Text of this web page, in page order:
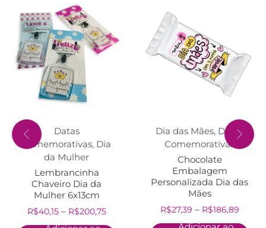
Datas
Comemorativas, Dia
da Mulher
Lembrancinha
Chaveiro Dia da
Mulher 6x13cm
R$40,15 – R$200,75
Dia das Mães, Datas
Comemorativas
Chocolate
Embalagem
Personalizada Dia das
Mães
R$27,39 – R$186,89